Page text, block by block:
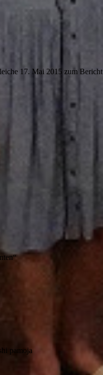
17. Mai 2015 zum
pamoja